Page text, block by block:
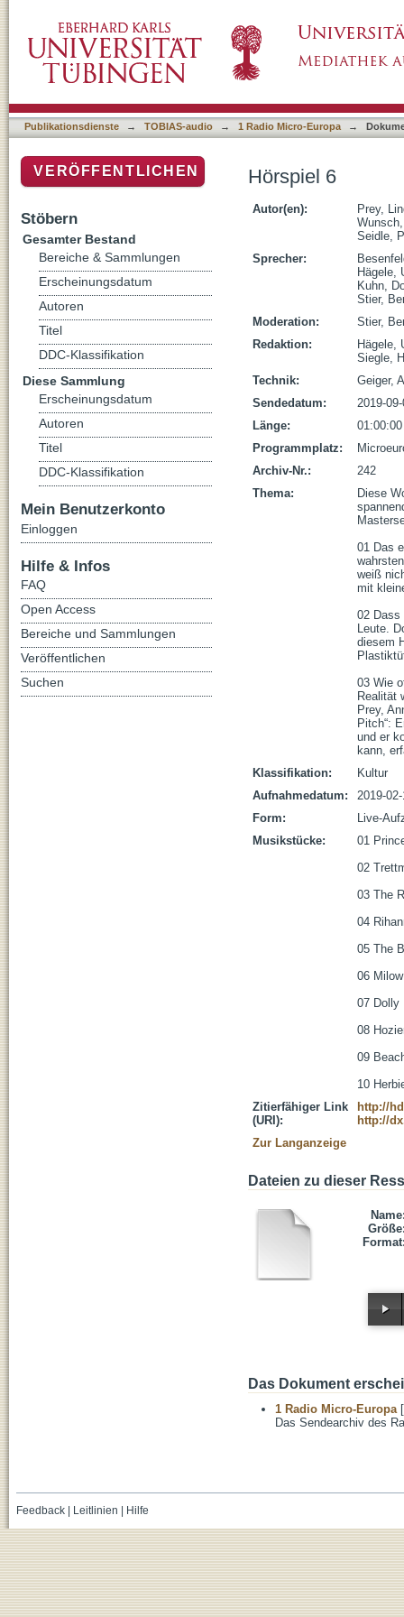
Publikationsdienste → TOBIAS-audio → 1 Radio Micro-Europa →
Hörspiel 6
Autor(en):
Prey,
Seidle,
Sprecher:
Hägele,
Kuhn,
Stier,
Moderation:
Stier,
Redaktion:
Hägele,
Siegle,
Technik:
Geiger,
Sendedatum:
2019-
Länge:
01:00:00
Programmplatz:
Archiv-Nr.:
242
Thema:
Diese
01 Das
weiß
mit
02 Dass
Leute.
diesem
03 Wie
Realität
Prey,
Pitch“:
und er
kann,
Klassifikation:
Kultur
Aufnahmedatum:
2019-
Form:
Live-
Musikstücke:
01
02
03 The
04
05 The
06
07 Dolly
08
09
10
Zitierfähiger Link
(URI):
http://
http://
Zur Langanzeige
Dateien zu dieser
Das Dokument
1 Radio Micro-Europa
Das Sendearchiv des
VERÖFFENTLICHEN
Stöbern
Gesamter Bestand
Bereiche & Sammlungen
Erscheinungsdatum
Autoren
Titel
DDC-Klassifikation
Diese Sammlung
Erscheinungsdatum
Autoren
Titel
DDC-Klassifikation
Mein Benutzerkonto
Einloggen
Hilfe & Infos
FAQ
Open Access
Bereiche und Sammlungen
Veröffentlichen
Suchen
Feedback| Leitlinien Hilfe